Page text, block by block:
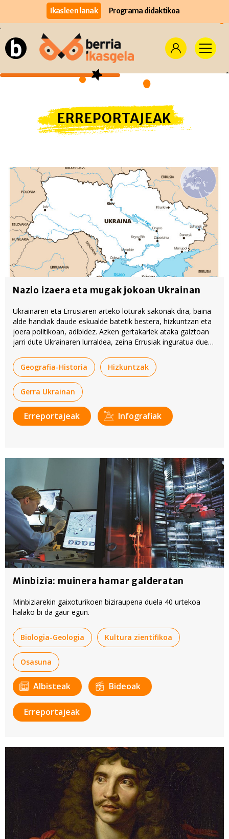
Ikasleen lanak Programa didaktikoa
ERREPORTAJEAK
Nazio izaera eta mugak jokoan Ukrainan
Ukrainaren eta Errusiaren arteko loturak sakonak dira, baina
alde handiak daude eskualde batetik bestera, hizkuntzan eta
joera politikoan, adibidez. Azken gertakariek ataka gaiztoan
jarri dute Ukrainaren lurraldea, zeina Errusiak inguratua duen;
Geografia-Historia
Hizkuntzak
Gerra Ukrainan
Erreportajeak Infografiak
Minbizia: muinera hamar galderatan
Minbiziarekin gaixoturikoen biziraupena duela 40 urtekoa
halako bi da gaur egun.
Biologia-Geologia Kultura zientifikoa
Osasuna
Albisteak Bideoak
Erreportajeak